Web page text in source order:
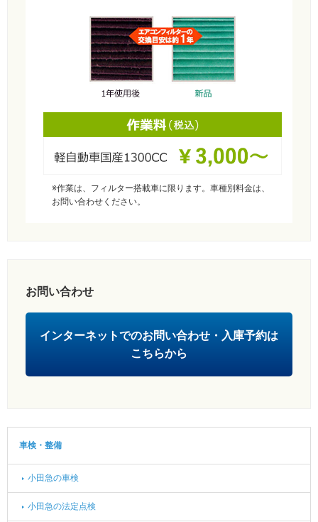
※作業は、フィルター搭載車に限ります。車種別料金は、
お問い合わせください。
お問い合わせ
インターネットでのお問い合わせ・入庫予約は
こちらから
下
車検・整備
小田急の車検
小田急の法定点検